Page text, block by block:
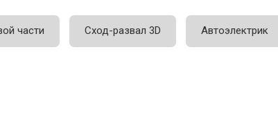
части Сход-развал 3D Автоэлектрик